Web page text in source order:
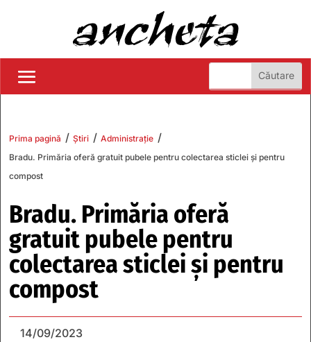
Prima pagină / Știri / Administrație /
Bradu. Primăria oferă gratuit pubele pentru colectarea sticlei și pentru
compost
Bradu. Primăria oferă
gratuit pubele pentru
colectarea sticlei și pentru
compost
14/09/2023